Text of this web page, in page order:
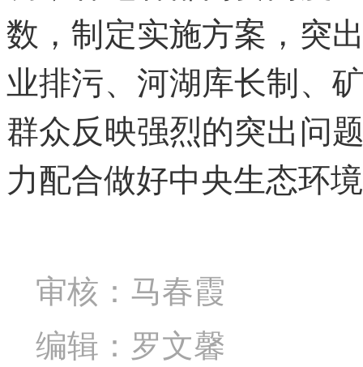
数，制定实施方案，突
业排污、河湖库长制、
群众反映强烈的突出问
力配合做好中央生态环
审核：马春霞
编辑：罗文馨